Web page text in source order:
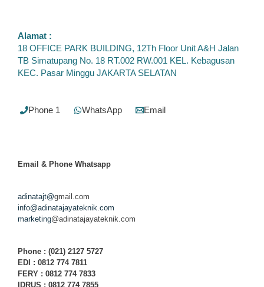
Alamat :
18 OFFICE PARK BUILDING, 12Th Floor Unit A&H Jalan
TB Simatupang No. 18 RT.002 RW.001 KEL. Kebagusan
KEC. Pasar Minggu JAKARTA SELATAN
Phone 1 WhatsApp Email
Email & Phone Whatsapp
adinatajt@gmail.com
info@adinatajayateknik.com
marketing@adinatajayateknik.com
Phone : (021) 2127 5727
EDI : 0812 774 7811
FERY : 0812 774 7833
IDRUS : 0812 774 7855